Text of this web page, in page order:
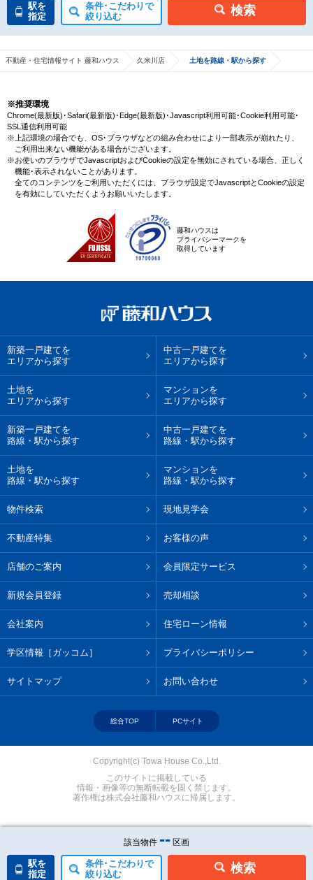
駅を
指定
条件･こだわりで
絞り込む
検索
不動産・住宅情報サイト 藤和ハウス 久米川店 土地を路線・駅から探す
該当物件 -- 区画
駅を
指定
条件･こだわりで
絞り込む
検索
※推奨環境
Chrome(最新版)･Safari(最新版)･Edge(最新版)･Javascript利用可能･Cookie利用可能･
SSL通信利用可能
※上記環境の場合でも、OS･ブラウザなどの組み合わせにより一部表示が崩れたり、
ご利用出来ない機能がある場合がございます。
※お使いのブラウザでJavascriptおよびCookieの設定を無効にされている場合、正しく
機能･表示されないことがあります。
全てのコンテンツをご利用いただくには、ブラウザ設定でJavascriptとCookieの設定
を有効にしていただくようお願いいたします。
藤和ハウスは
プライバシーマークを
取得しています
新築一戸建てを
エリアから探す
中古一戸建てを
エリアから探す
土地を
エリアから探す
マンションを
エリアから探す
新築一戸建てを
路線・駅から探す
中古一戸建てを
路線・駅から探す
土地を
路線・駅から探す
マンションを
路線・駅から探す
物件検索 現地見学会
不動産特集 お客様の声
店舗のご案内 会員限定サービス
新規会員登録 売却相談
会社案内 住宅ローン情報
学区情報［ガッコム］ プライバシーポリシー
サイトマップ お問い合わせ
総合TOP PCサイト
Copyright(c) Towa House Co.,Ltd.
このサイトに掲載している
情報・画像等の無断転載を固く禁じます。
著作権は株式会社藤和ハウスに帰属します。